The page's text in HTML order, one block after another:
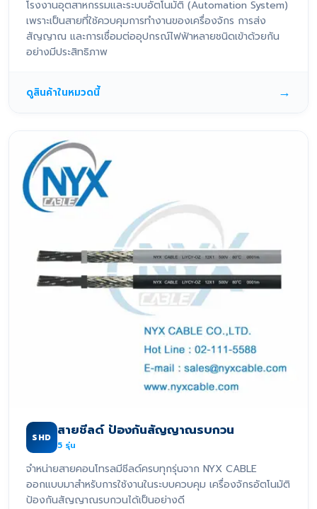
โรงงานอุตสาหกรรมและระบบอัตโนมัติ (Automation System)
เพราะเป็นสายที่ใช้ควบคุมการทำงานของเครื่องจักร การส่ง
สัญญาณ และการเชื่อมต่ออุปกรณ์ไฟฟ้าหลายชนิดเข้าด้วยกัน
อย่างมีประสิทธิภาพ
ดูสินค้าในหมวดนี้ →
SHD สายชีลด์ ป้องกันสัญญาณรบกวน
5 รุ่น
จำหน่ายสายคอนโทรลมีชีลด์ครบทุกรุ่นจาก NYX CABLE
ออกแบบมาสำหรับการใช้งานในระบบควบคุม เครื่องจักรอัตโนมัติ
ป้องกันสัญญาณรบกวนได้เป็นอย่างดี